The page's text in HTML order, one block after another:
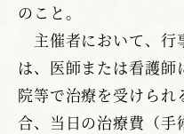
のこと。
主催者において、行
は、医師または看護
院等で治療を受けら
合、当日の治療費（手